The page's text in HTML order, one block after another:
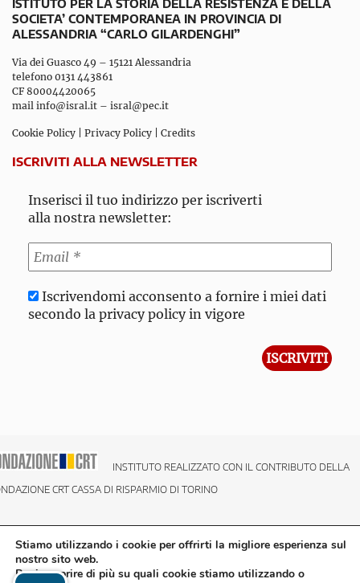
ISTITUTO PER LA STORIA DELLA RESISTENZA E DELLA
SOCIETA’ CONTEMPORANEA IN PROVINCIA DI
ALESSANDRIA “CARLO GILARDENGHI”
Via dei Guasco 49 – 15121 Alessandria
telefono 0131 443861
CF 80004420065
mail info@isral.it – isral@pec.it
Cookie Policy Privacy Policy Credits
ISCRIVITI ALLA NEWSLETTER
Inserisci il tuo indirizzo per iscriverti
alla nostra newsletter:
Iscrivendomi acconsento a fornire i miei dati
secondo la privacy policy in vigore
INSTITUTO REALIZZATO CON IL CONTRIBUTO DELLA
CRT CASSA DI RISPARMIO DI TORINO
Stiamo utilizzando i cookie per offrirti la migliore esperienza sul
nostro sito web.
Puoi scoprire di più su quali cookie stiamo utilizzando o